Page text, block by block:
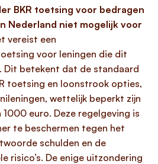
BKR toetsing voor bedragen
Nederland niet mogelijk voor
vereist een
voor leningen die dit
Dit betekent dat de standaard
toetsing en loonstrook opties,
wettelijk beperkt zijn
euro. Deze regelgeving is
te beschermen tegen het
schulden en de
risico’s. De enige uitzondering